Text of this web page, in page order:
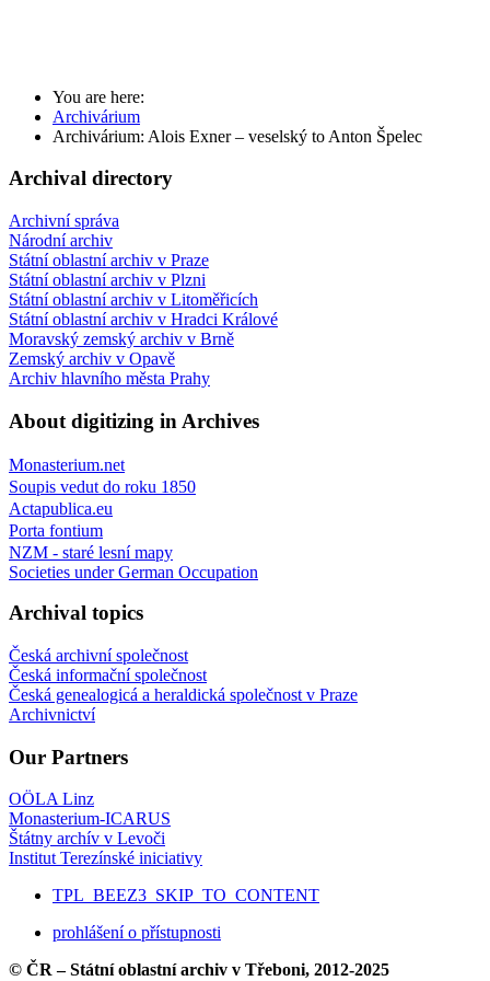
You are here:
Archivárium
Archivárium: Alois Exner – veselský to Anton Špelec
Archival directory
Archivní správa
Národní archiv
Státní oblastní archiv v Praze
Státní oblastní archiv v Plzni
Státní oblastní archiv v Litoměřicích
Státní oblastní archiv v Hradci Králové
Moravský zemský archiv v Brně
Zemský archiv v Opavě
Archiv hlavního města Prahy
About digitizing in Archives
Monasterium.net
Soupis vedut do roku 1850
Actapublica.eu
Porta fontium
NZM - staré lesní mapy
Societies under German Occupation
Archival topics
Česká archivní společnost
Česká informační společnost
Česká genealogicá a heraldická společnost v Praze
Archivnictví
Our Partners
OÖLA Linz
Monasterium-ICARUS
Štátny archív v Levoči
Institut Terezínské iniciativy
TPL_BEEZ3_SKIP_TO_CONTENT
prohlášení o přístupnosti
© ČR – Státní oblastní archiv v Třeboni, 2012-2025